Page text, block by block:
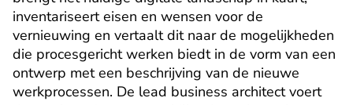
inventariseert eisen en wensen voor de
vernieuwing en vertaalt dit naar de mogelijkheden
die procesgericht werken biedt in de vorm van een
ontwerp met een beschrijving van de nieuwe
werkprocessen. De lead business architect voert